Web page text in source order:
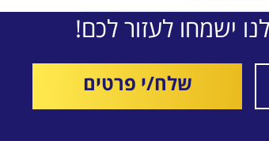
ישמחו לעזור לכם!
שלח/י פרטים